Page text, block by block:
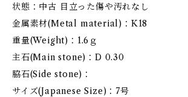
状態：中古 目立った傷や汚れなし
金属素材(Metal material)：K18
重量(Weight)：1.6ｇ
主石(Main stone)：D 0.30
脇石(Side stone)：
サイズ(Japanese Size)：7号